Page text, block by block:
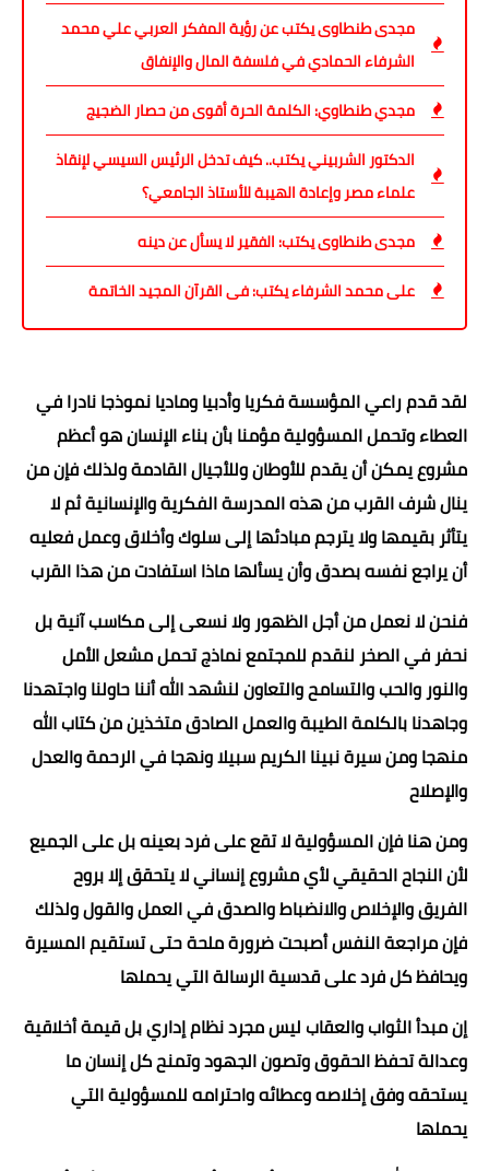
مجدى طنطاوى يكتب عن رؤية المفكر العربي علي محمد
الشرفاء الحمادي في فلسفة المال والإنفاق
مجدي طنطاوي: الكلمة الحرة أقوى من حصار الضجيج
الدكتور الشربيني يكتب.. كيف تدخل الرئيس السيسي لإنقاذ
علماء مصر وإعادة الهيبة للأستاذ الجامعي؟
مجدى طنطاوى يكتب: الفقير لا يسأل عن دينه
على محمد الشرفاء يكتب: فى القرآن المجيد الخاتمة
لقد قدم راعي المؤسسة فكريا وأدبيا وماديا نموذجا نادرا في
العطاء وتحمل المسؤولية مؤمنا بأن بناء الإنسان هو أعظم
مشروع يمكن أن يقدم للأوطان وللأجيال القادمة ولذلك فإن من
ينال شرف القرب من هذه المدرسة الفكرية والإنسانية ثم لا
يتأثر بقيمها ولا يترجم مبادئها إلى سلوك وأخلاق وعمل فعليه
أن يراجع نفسه بصدق وأن يسألها ماذا استفادت من هذا القرب
فنحن لا نعمل من أجل الظهور ولا نسعى إلى مكاسب آنية بل
نحفر في الصخر لنقدم للمجتمع نماذج تحمل مشعل الأمل
والنور والحب والتسامح والتعاون لنشهد الله أننا حاولنا واجتهدنا
وجاهدنا بالكلمة الطيبة والعمل الصادق متخذين من كتاب الله
منهجا ومن سيرة نبينا الكريم سبيلا ونهجا في الرحمة والعدل
والإصلاح
ومن هنا فإن المسؤولية لا تقع على فرد بعينه بل على الجميع
لأن النجاح الحقيقي لأي مشروع إنساني لا يتحقق إلا بروح
الفريق والإخلاص والانضباط والصدق في العمل والقول ولذلك
فإن مراجعة النفس أصبحت ضرورة ملحة حتى تستقيم المسيرة
ويحافظ كل فرد على قدسية الرسالة التي يحملها
إن مبدأ الثواب والعقاب ليس مجرد نظام إداري بل قيمة أخلاقية
وعدالة تحفظ الحقوق وتصون الجهود وتمنح كل إنسان ما
يستحقه وفق إخلاصه وعطائه واحترامه للمسؤولية التي
يحملها